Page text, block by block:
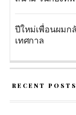
ปีใหม่เพื่อนผมก
เทศกาล
RECENT POSTS